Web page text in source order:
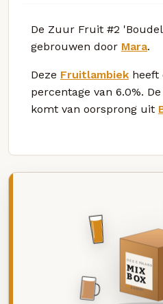
De Zuur Fruit #2
gebrouwen door Mara.
Deze Fruitlambiek heeft
percentage van 6.0%.
komt van oorsprong uit
DEZE MAAND
MIX
BOX
8 BIEREN